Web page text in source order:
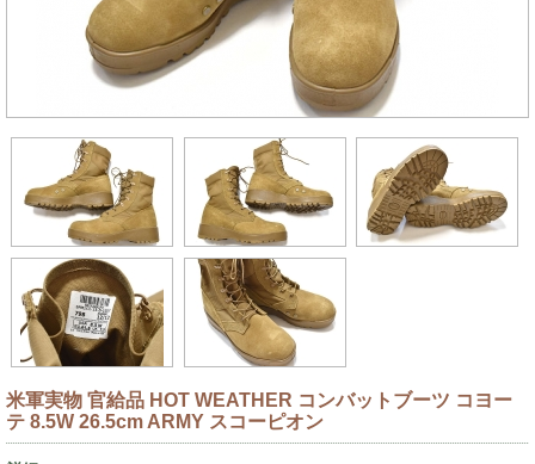
米軍実物 官給品 HOT WEATHER コンバットブーツ コヨー
テ 8.5W 26.5cm ARMY スコーピオン